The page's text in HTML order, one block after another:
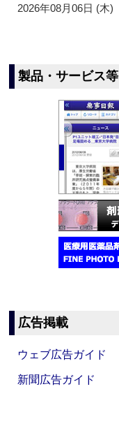
2026年08月06日 (木)
製品・サービス等
広告掲載
ウェブ広告ガイド
新聞広告ガイド